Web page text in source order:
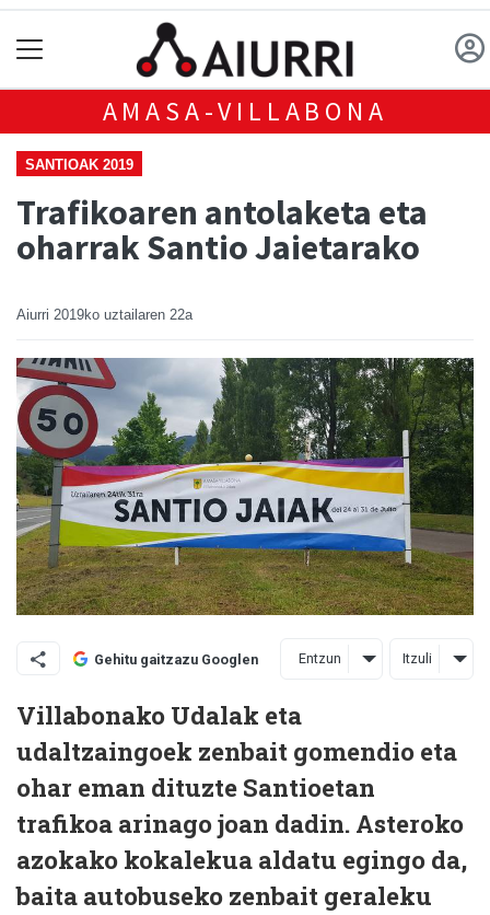
AMASA-VILLABONA
SANTIOAK 2019
Trafikoaren antolaketa eta
oharrak Santio Jaietarako
Aiurri 2019ko uztailaren 22a
Gehitu gaitzazu Googlen Entzun Itzuli
Villabonako Udalak eta
udaltzaingoek zenbait gomendio eta
ohar eman dituzte Santioetan
trafikoa arinago joan dadin. Asteroko
azokako kokalekua aldatu egingo da,
baita autobuseko zenbait geraleku